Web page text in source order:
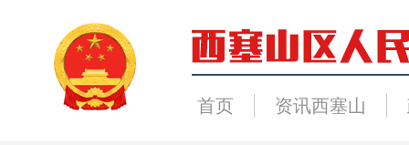
首页 资讯西塞山